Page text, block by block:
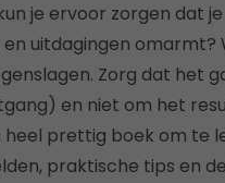
je ervoor zorgen dat je
uitdagingen omarmt?
Zorg dat het
en niet om het
heel prettig boek om te
praktische tips en